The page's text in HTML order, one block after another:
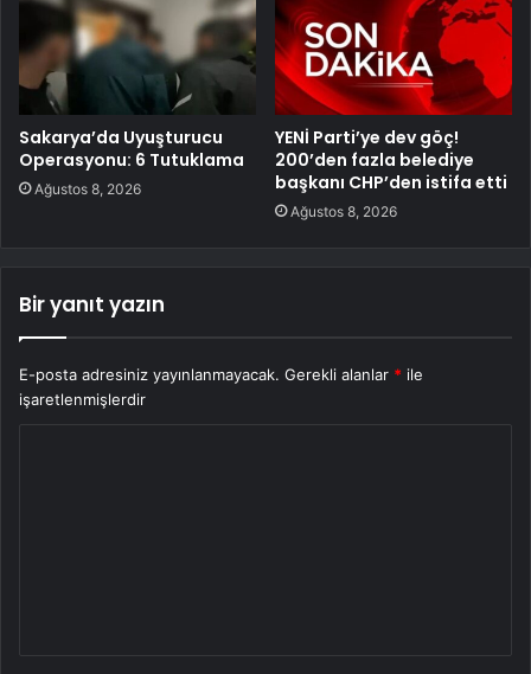
Sakarya’da Uyuşturucu
Operasyonu: 6 Tutuklama
Ağustos 8, 2026
YENİ Parti’ye dev göç!
200’den fazla belediye
başkanı CHP’den istifa etti
Ağustos 8, 2026
Bir yanıt yazın
E-posta adresiniz yayınlanmayacak. Gerekli alanlar * ile
işaretlenmişlerdir